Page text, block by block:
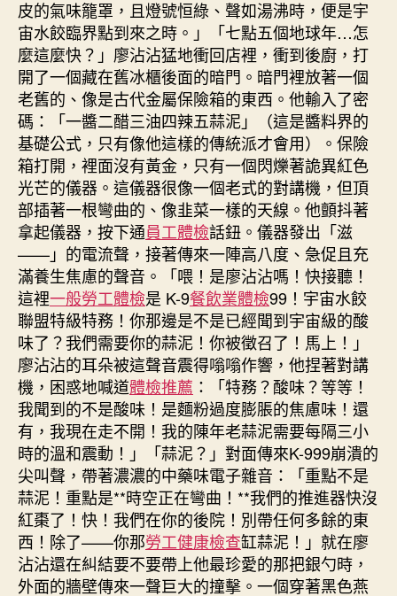
皮的氣味籠罩，且燈號恒綠、聲如湯沸時，便是宇
宙水餃臨界點到來之時。」「七點五個地球年…怎
麼這麼快？」廖沾沾猛地衝回店裡，衝到後廚，打
開了一個藏在舊冰櫃後面的暗門。暗門裡放著一個
老舊的、像是古代金屬保險箱的東西。他輸入了密
碼：「一醬二醋三油四辣五蒜泥」（這是醬料界的
基礎公式，只有像他這樣的傳統派才會用）。保險
箱打開，裡面沒有黃金，只有一個閃爍著詭異紅色
光芒的儀器。這儀器很像一個老式的對講機，但頂
部插著一根彎曲的、像韭菜一樣的天線。他顫抖著
拿起儀器，按下通員工體檢話鈕。儀器發出「滋
——」的電流聲，接著傳來一陣高八度、急促且充
滿養生焦慮的聲音。「喂！是廖沾沾嗎！快接聽！
這裡一般勞工體檢是 K-9餐飲業體檢99！宇宙水餃
聯盟特級特務！你那邊是不是已經聞到宇宙級的酸
味了？我們需要你的蒜泥！你被徵召了！馬上！」
廖沾沾的耳朵被這聲音震得嗡嗡作響，他捏著對講
機，困惑地喊道體檢推薦 ：「特務？酸味？等等！
我聞到的不是酸味！是麵粉過度膨脹的焦慮味！還
有，我現在走不開！我的陳年老蒜泥需要每隔三小
時的溫和震動！」「蒜泥？」對面傳來K-999崩潰的
尖叫聲，帶著濃濃的中藥味電子雜音：「重點不是
蒜泥！重點是**時空正在彎曲！**我們的推進器快沒
紅棗了！快！我們在你的後院！別帶任何多餘的東
西！除了——你那勞工健康檢查缸蒜泥！」就在廖
沾沾還在糾結要不要帶上他最珍愛的那把銀勺時，
外面的牆壁傳來一聲巨大的撞擊。一個穿著黑色燕